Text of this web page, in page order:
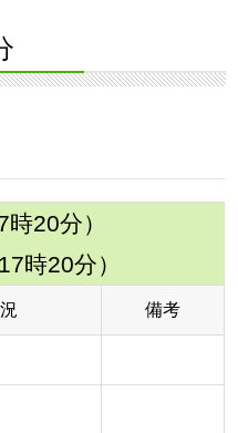
20分）
時20分）
備考